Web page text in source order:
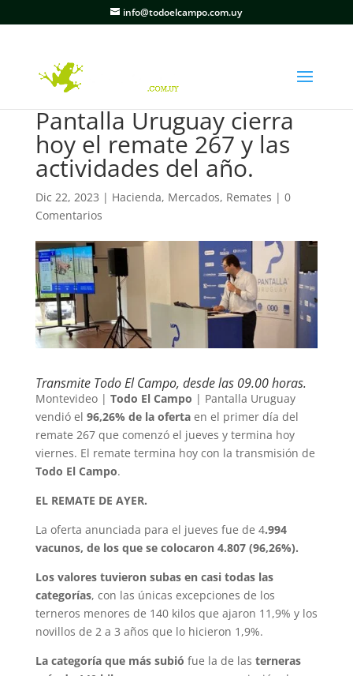
info@todoelcampo.com.uy
Pantalla Uruguay cierra
hoy el remate 267 y las
actividades del año.
Dic 22, 2023 | Hacienda, Mercados, Remates | 0
Comentarios
Transmite Todo El Campo, desde las 09.00 horas.
Montevideo | Todo El Campo | Pantalla Uruguay
vendió el 96,26% de la ofertaen el primer día del
remate 267 que comenzó el jueves y termina hoy
viernes. El remate termina hoy con la transmisión de
Todo El Campo.
EL REMATE DE AYER.
La oferta anunciada para el jueves fue de 4.994
vacunos, de los que se colocaron 4.807 (96,26%).
Los valores tuvieron subas en casi todas las
categorías, con las únicas excepciones de los
terneros menores de 140 kilos que ajaron 11,9% y los
novillos de 2 a 3 años que lo hicieron 1,9%.
La categoría que más subió fue la de las terneras